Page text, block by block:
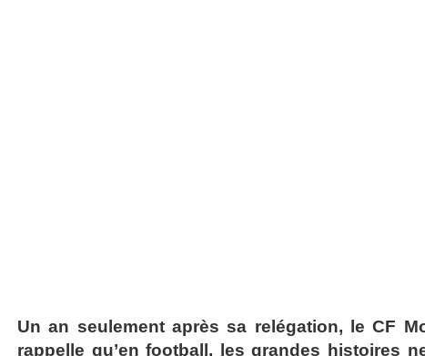
Un an seulement après sa relégation, le CF
rappelle qu’en football, les grandes histoires